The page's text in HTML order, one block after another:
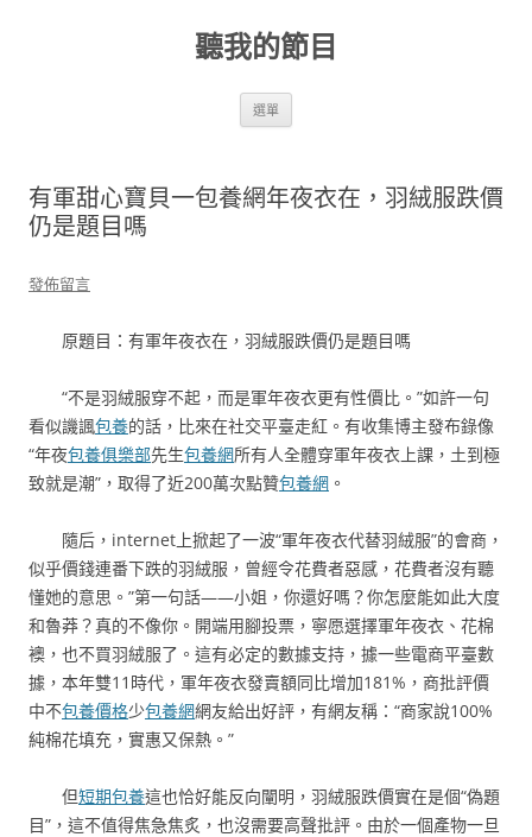
聽我的節目
選單
有軍甜心寶貝一包養網年夜衣在，羽絨服跌價
仍是題目嗎
發佈留言
原題目：有軍年夜衣在，羽絨服跌價仍是題目嗎
“不是羽絨服穿不起，而是軍年夜衣更有性價比。”如許一句
看似譏諷包養的話，比來在社交平臺走紅。有收集博主發布錄像
“年夜包養俱樂部先生包養網所有人全體穿軍年夜衣上課，土到極
致就是潮”，取得了近200萬次點贊包養網 。
隨后，internet上掀起了一波“軍年夜衣代替羽絨服”的會商，
似乎價錢連番下跌的羽絨服，曾經令花費者惡感，花費者沒有聽
懂她的意思。”第一句話——小姐，你還好嗎？你怎麼能如此大度
和魯莽？真的不像你。開端用腳投票，寧愿選擇軍年夜衣、花棉
襖，也不買羽絨服了。這有必定的數據支持，據一些電商平臺數
據，本年雙11時代，軍年夜衣發賣額同比增加181%，商批評價
中不包養價格少包養網網友給出好評，有網友稱：“商家說100%
純棉花填充，實惠又保熱。”
但短期包養這也恰好能反向闡明，羽絨服跌價實在是個“偽題
目”，這不值得焦急焦炙，也沒需要高聲批評。由於一個產物一旦